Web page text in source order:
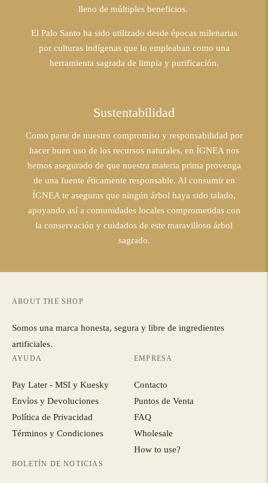
lleno de múltiples beneficios.
El Palo Santo ha sido utilizado desde épocas milenarias
por culturas indígenas que lo empleaban como una
herramienta sagrada de limpia y purificación.
Sustentabilidad
Como parte de nuestro compromiso y responsabilidad por
hacer buen uso de los recursos naturales, en ÍGNEA nos
hemos asegurado de que nuestra materia prima provenga
de una fuente éticamente responsable. Al consumir en
ÍGNEA te aseguras que ningún árbol haya sido talado,
apoyando así a comunidades locales comprometidas con
la conservación y cuidados de este maravilloso árbol
sagrado.
ABOUT THE SHOP
Somos una marca honesta, segura y libre de ingredientes
artificiales.
AYUDA
Pay Later - MSI y Kuesky
Envíos y Devoluciones
Política de Privacidad
Términos y Condiciones
EMPRESA
Contacto
Puntos de Venta
FAQ
Wholesale
How to use?
BOLETÍN DE NOTICIAS